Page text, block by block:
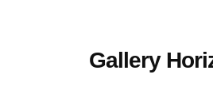
Gallery